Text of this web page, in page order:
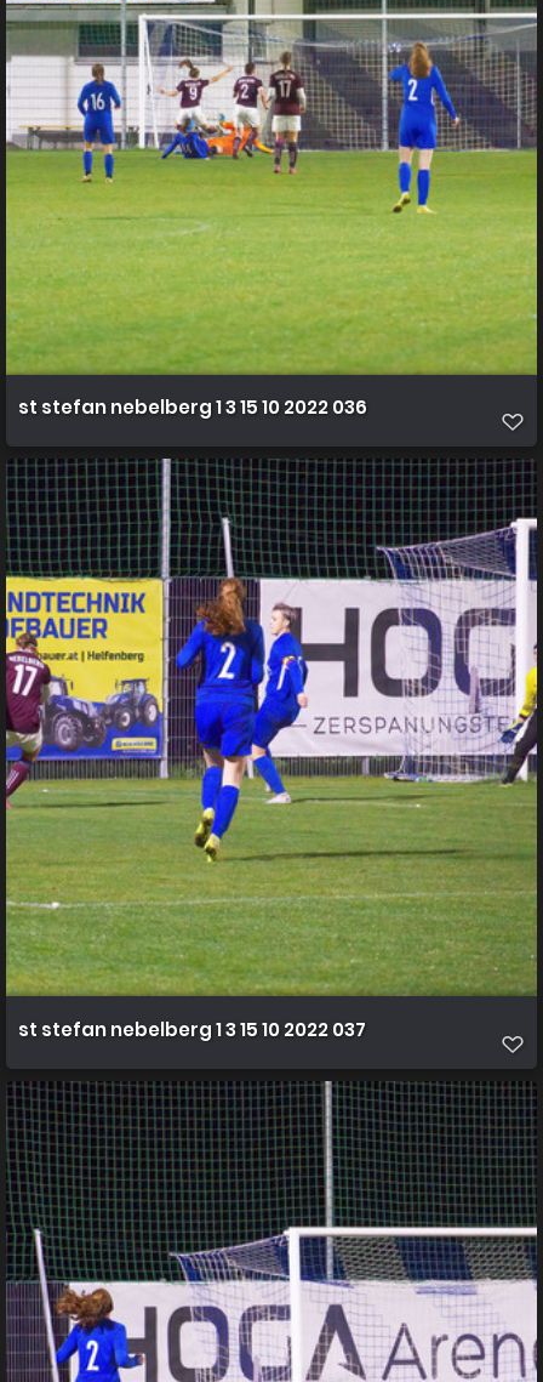
st stefan nebelberg 1 3 15 10 2022 036
st stefan nebelberg 1 3 15 10 2022 037